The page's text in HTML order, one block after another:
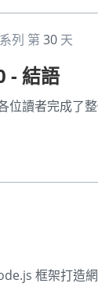
系列 第30 天
- 結語
位讀者完成了
框架打造